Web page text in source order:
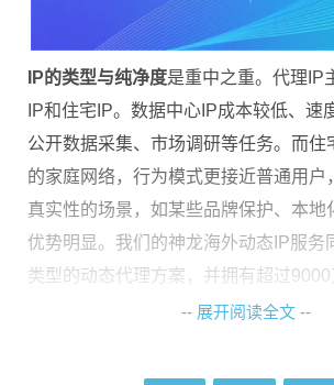
IP的类型与纯净度是重中之重。代理IP
IP和住宅IP。数据中心IP成本较低、速
公开数据采集、市场调研等任务。而住
的家庭网络，行为模式更接近普通用户
真实性的场景，如某些品牌保护、本地
优势明显。我们的神龙海外动态IP服务
类型的动态代理方案，并拥有超过
池，通过实时更新与去重，确保企业获
-- 展开阅读全文 --